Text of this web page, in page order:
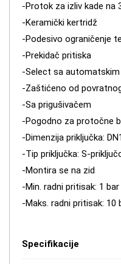
-Protok za izliv kade na
-Keramički kertridž
-Podesivo ograničenje
-Prekidač pritiska
-Select sa
-Zaštićeno od
-Sa prigušivačem
-Pogodno za protočne
-Dimenzija priključka:
-Tip priključka: S-
-Montira se na zid
-Min. radni pritisak: 1 bar
-Maks. radni pritisak: 10
Specifikacije